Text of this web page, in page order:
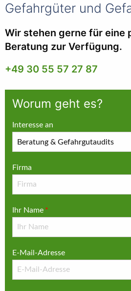
Gefahrgüter und
Wir stehen gerne für eine
Beratung zur Verfügung.
+49 30 55 57 27 87
Worum geht es?
Interesse an
Firma
Ihr Name *
E-Mail-Adresse